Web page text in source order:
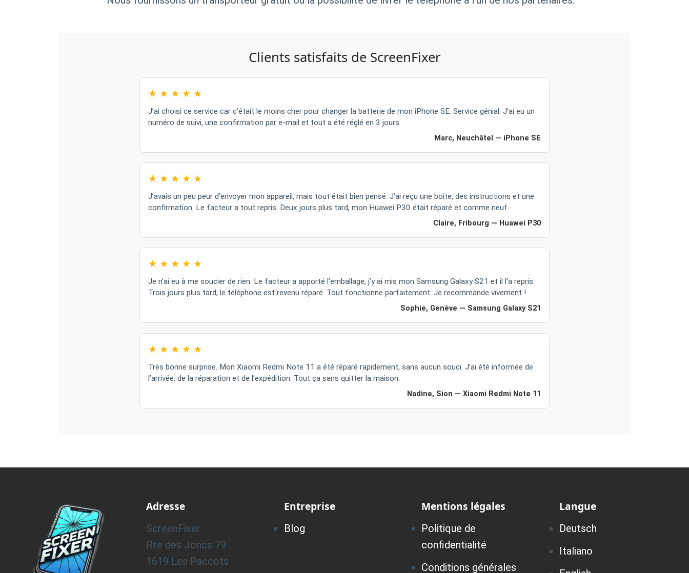
Clients satisfaits de ScreenFixer
★ ★ ★ ★ ★
J’ai choisi ce service car c’était le moins cher pour changer la batterie de mon iPhone SE. Service génial. J’ai eu un
numéro de suivi, une confirmation par e-mail et tout a été réglé en 3 jours.
Marc, Neuchâtel — iPhone SE
★ ★ ★ ★ ★
J’avais un peu peur d’envoyer mon appareil, mais tout était bien pensé. J’ai reçu une boîte, des instructions et une
confirmation. Le facteur a tout repris. Deux jours plus tard, mon Huawei P30 était réparé et comme neuf.
Claire, Fribourg — Huawei P30
★ ★ ★ ★ ★
Je n’ai eu à me soucier de rien. Le facteur a apporté l’emballage, j’y ai mis mon Samsung Galaxy S21 et il l’a repris.
Trois jours plus tard, le téléphone est revenu réparé. Tout fonctionne parfaitement. Je recommande vivement !
Sophie, Genève — Samsung Galaxy S21
★ ★ ★ ★ ★
Très bonne surprise. Mon Xiaomi Redmi Note 11 a été réparé rapidement, sans aucun souci. J’ai été informée de
l’arrivée, de la réparation et de l’expédition. Tout ça sans quitter la maison.
Nadine, Sion — Xiaomi Redmi Note 11
Adresse
ScreenFixer
Rte des Joncs 79
1619 Les Paccots
Entreprise
Blog
Mentions légales
Politique de
confidentialité
Conditions générales
Langue
Deutsch
Italiano